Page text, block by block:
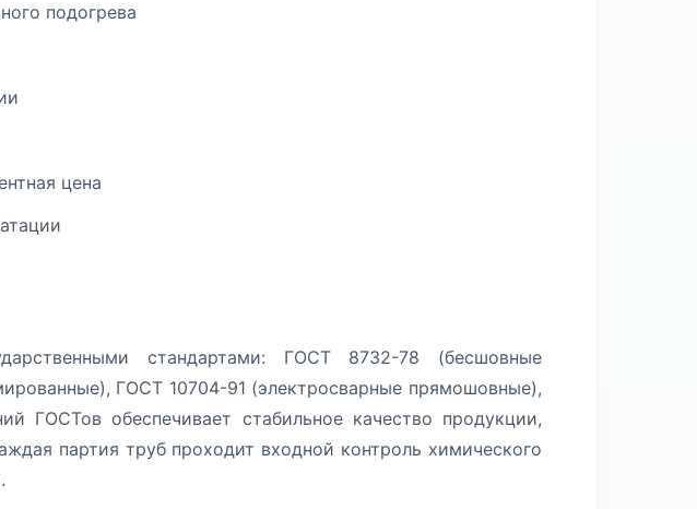
подогрева
цена
стандартами: ГОСТ 8732-78 (бесшовные
ГОСТ 10704-91 (электросварные прямошовные),
обеспечивает стабильное качество продукции,
партия труб проходит входной контроль химического